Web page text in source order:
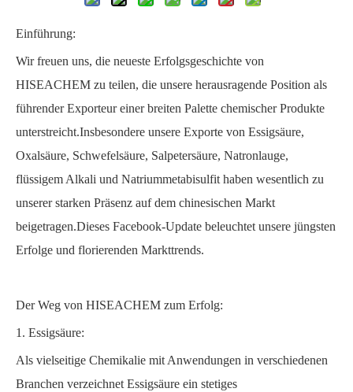
Einführung:
Wir freuen uns, die neueste Erfolgsgeschichte von
HISEACHEM zu teilen, die unsere herausragende Position als
führender Exporteur einer breiten Palette chemischer Produkte
unterstreicht.Insbesondere unsere Exporte von Essigsäure,
Oxalsäure, Schwefelsäure, Salpetersäure, Natronlauge,
flüssigem Alkali und Natriummetabisulfit haben wesentlich zu
unserer starken Präsenz auf dem chinesischen Markt
beigetragen.Dieses Facebook-Update beleuchtet unsere jüngsten
Erfolge und florierenden Markttrends.
Der Weg von HISEACHEM zum Erfolg:
1. Essigsäure:
Als vielseitige Chemikalie mit Anwendungen in verschiedenen
Branchen verzeichnet Essigsäure ein stetiges